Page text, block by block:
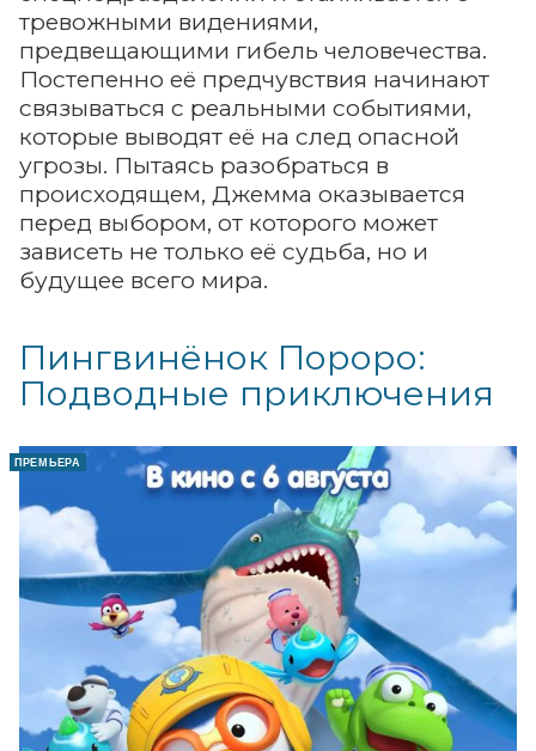
тревожными видениями,
предвещающими гибель человечества.
Постепенно её предчувствия начинают
связываться с реальными событиями,
которые выводят её на след опасной
угрозы. Пытаясь разобраться в
происходящем, Джемма оказывается
перед выбором, от которого может
зависеть не только её судьба, но и
будущее всего мира.
Пингвинёнок Пороро:
Подводные приключения
ПРЕМЬЕРА